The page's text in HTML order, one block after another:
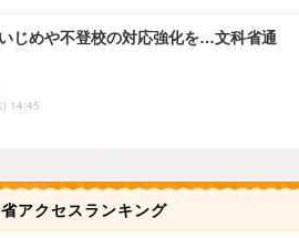
じめや不登校の対応強化を…文科省通
14:45
アクセスランキング